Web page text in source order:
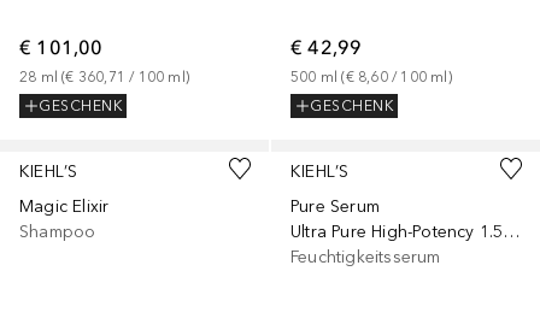
€ 101,00
28 ml (€ 360,71 / 100 ml)
GESCHENK
€ 42,99
500 ml (€ 8,60 / 100 ml)
GESCHENK
KIEHL’S
Magic Elixir
Shampoo
KIEHL’S
Pure Serum
Ultra Pure High-Potency 1.5% Hyaluronic Acid
Feuchtigkeitsserum